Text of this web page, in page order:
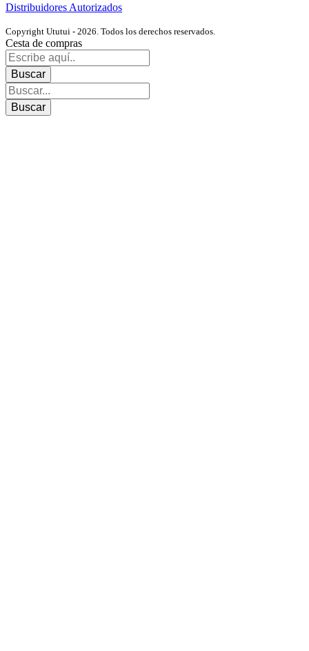
Distribuidores Autorizados
Copyright Ututui - 2026. Todos los derechos reservados.
Cesta de compras